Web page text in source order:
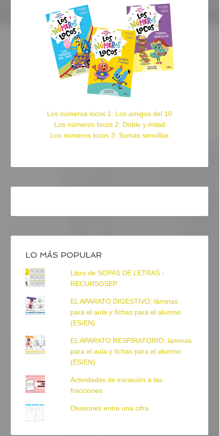
Los números locos 1: Los amigos del 10
Los números locos 2: Doble y mitad
Los números locos 3: Sumas sencillas
LO MÁS POPULAR
Libro de SOPAS DE LETRAS -
RECURSOSEP
EL APARATO DIGESTIVO: láminas
para el aula y fichas para el alumno
(ES/EN)
EL APARATO RESPIRATORIO: láminas
para el aula y fichas para el alumno
(ES/EN)
Actividades de iniciación a las
fracciones
Divisiones entre una cifra